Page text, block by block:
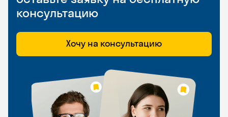
консультацию
Хочу на консультацию